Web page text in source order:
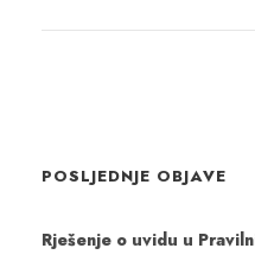
POSLJEDNJE OBJAVE
Rješenje o uvidu u